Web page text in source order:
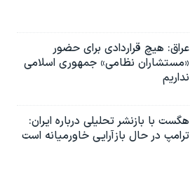
عراق: هیچ قراردادی برای حضور
«مستشاران نظامی» جمهوری اسلامی
نداریم
هگست با بازنشر تحلیلی درباره ایران:
ترامپ در حال بازآرایی خاورمیانه است